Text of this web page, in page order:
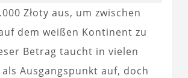
Złoty aus, um zwischen
dem weißen Kontinent zu
Betrag taucht in vielen
Ausgangspunkt auf, doch